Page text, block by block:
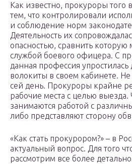
Как известно, прокуроры того
тем, что контролировали
и соблюдение норм
Деятельность их
опасностью, сравнить которую
службой боевого офицера. С
данная профессия
волокиты в своем кабинете.
сей день. Прокуроры крайне
рабочие места с целью выезда.
занимаются работой с
либо представляют сторону
«Как стать прокурором?» – в
актуальный вопрос. Для того
рассмотрим все более